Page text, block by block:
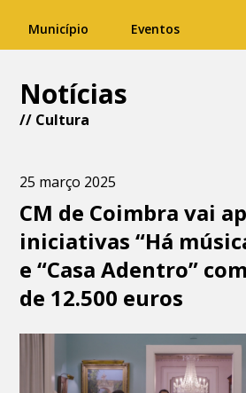
Município Eventos
Notícias
// Cultura
25 março 2025
CM de Coimbra vai
iniciativas “Há
e “Casa Adentro”
de 12.500 euros